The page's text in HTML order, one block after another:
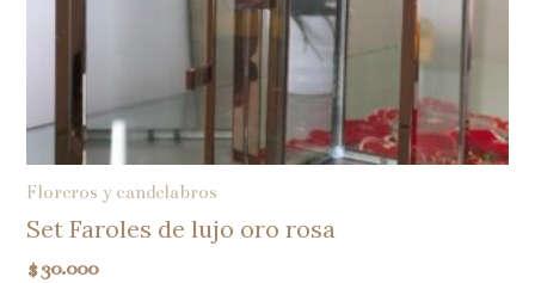
Floreros y candelabros
Set Faroles de lujo oro rosa
$30.000